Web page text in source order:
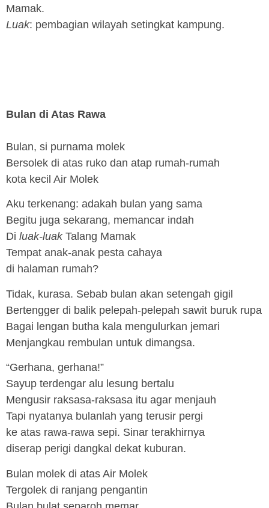
Mamak.
Luak: pembagian wilayah setingkat kampung.
Bulan di Atas Rawa
Bulan, si purnama molek
Bersolek di atas ruko dan atap rumah-rumah
kota kecil Air Molek
Aku terkenang: adakah bulan yang sama
Begitu juga sekarang, memancar indah
Di luak-luakTalang Mamak
Tempat anak-anak pesta cahaya
di halaman rumah?
Tidak, kurasa. Sebab bulan akan setengah gigil
Bertengger di balik pelepah-pelepah sawit buruk rupa
Bagai lengan butha kala mengulurkan jemari
Menjangkau rembulan untuk dimangsa.
“Gerhana, gerhana!”
Sayup terdengar alu lesung bertalu
Mengusir raksasa-raksasa itu agar menjauh
Tapi nyatanya bulanlah yang terusir pergi
ke atas rawa-rawa sepi. Sinar terakhirnya
diserap perigi dangkal dekat kuburan.
Bulan molek di atas Air Molek
Tergolek di ranjang pengantin